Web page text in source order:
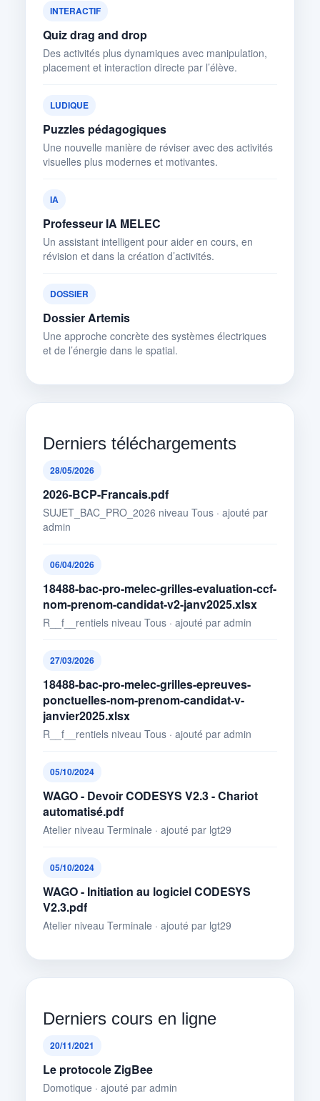
INTERACTIF
Quiz drag and drop
Des activités plus dynamiques avec manipulation,
placement et interaction directe par l’élève.
LUDIQUE
Puzzles pédagogiques
Une nouvelle manière de réviser avec des activités
visuelles plus modernes et motivantes.
IA
Professeur IA MELEC
Un assistant intelligent pour aider en cours, en
révision et dans la création d’activités.
DOSSIER
Dossier Artemis
Une approche concrète des systèmes électriques
et de l’énergie dans le spatial.
Derniers téléchargements
28/05/2026
2026-BCP-Francais.pdf
SUJET_BAC_PRO_2026 niveau Tous · ajouté par
admin
06/04/2026
18488-bac-pro-melec-grilles-evaluation-ccf-
nom-prenom-candidat-v2-janv2025.xlsx
R__f__rentiels niveau Tous · ajouté par admin
27/03/2026
18488-bac-pro-melec-grilles-epreuves-
ponctuelles-nom-prenom-candidat-v-
janvier2025.xlsx
R__f__rentiels niveau Tous · ajouté par admin
05/10/2024
WAGO - Devoir CODESYS V2.3 - Chariot
automatisé.pdf
Atelier niveau Terminale · ajouté par lgt29
05/10/2024
WAGO - Initiation au logiciel CODESYS
V2.3.pdf
Atelier niveau Terminale · ajouté par lgt29
Derniers cours en ligne
20/11/2021
Le protocole ZigBee
Domotique · ajouté par admin